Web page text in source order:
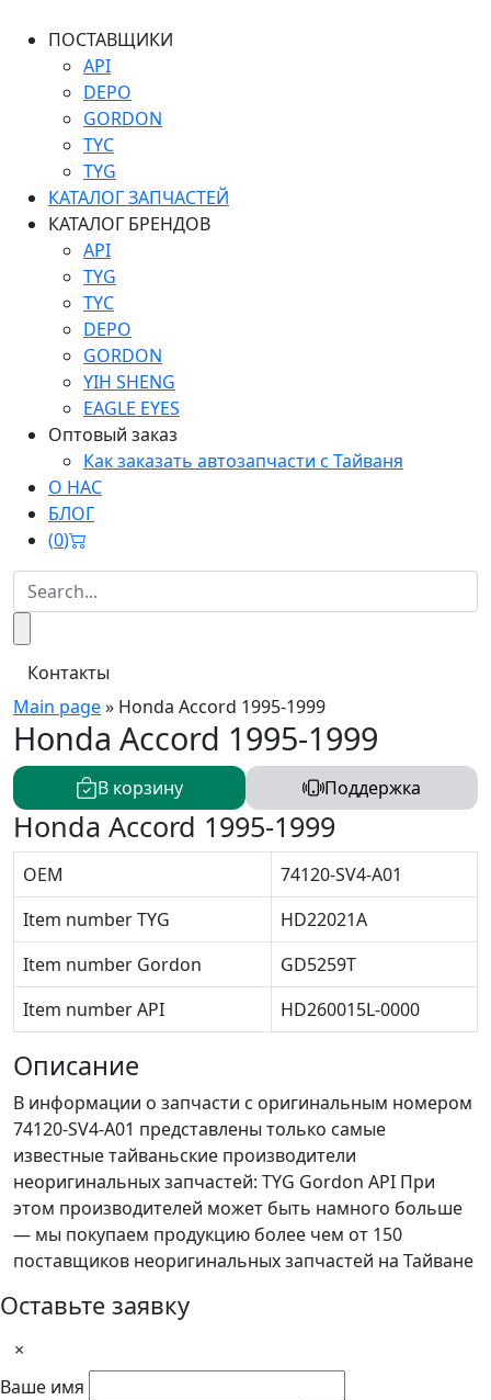
ПОСТАВЩИКИ
API
DEPO
GORDON
TYC
TYG
КАТАЛОГ ЗАПЧАСТЕЙ
КАТАЛОГ БРЕНДОВ
API
TYG
TYC
DEPO
GORDON
YIH SHENG
EAGLE EYES
Оптовый заказ
Как заказать автозапчасти с Тайваня
О НАС
БЛОГ
(0)
Контакты
Main page» Honda Accord 1995-1999
Honda Accord 1995-1999
В корзину Поддержка
Honda Accord 1995-1999
OEM
74120-SV4-A01
Item number TYG
HD22021A
Item number Gordon
GD5259T
Item number API
HD260015L-0000
Описание
В информации о запчасти с оригинальным номером
74120-SV4-A01 представлены только самые
известные тайваньские производители
неоригинальных запчастей: TYG Gordon API При
этом производителей может быть намного больше
— мы покупаем продукцию более чем от 150
поставщиков неоригинальных запчастей на Тайване
Оставьте заявку
×
Ваше имя